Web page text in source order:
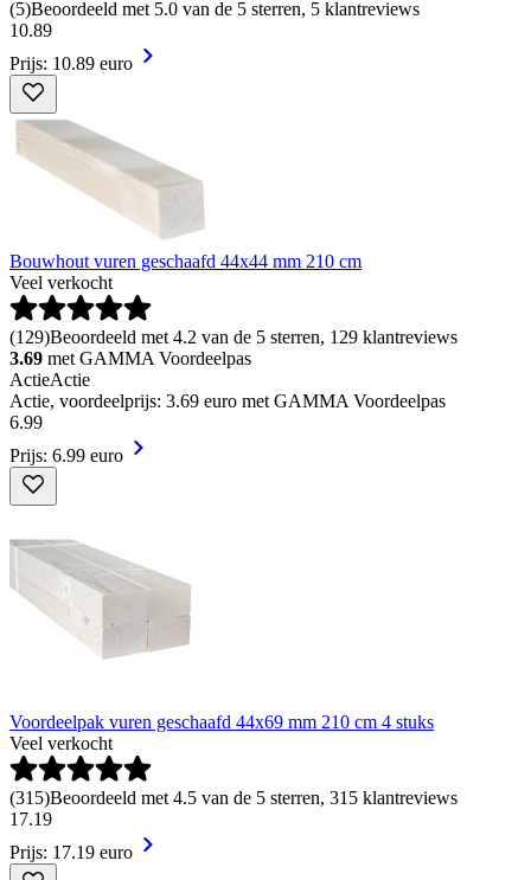
(5)Beoordeeld met 5.0 van de 5 sterren, 5 klantreviews
10.89
Prijs: 10.89 euro
Bouwhout vuren geschaafd 44x44 mm 210 cm
Veel verkocht
(129)Beoordeeld met 4.2 van de 5 sterren, 129 klantreviews
3.69 met GAMMA Voordeelpas
ActieActie
Actie, voordeelprijs: 3.69 euro met GAMMA Voordeelpas
6.99
Prijs: 6.99 euro
Voordeelpak vuren geschaafd 44x69 mm 210 cm 4 stuks
Veel verkocht
(315)Beoordeeld met 4.5 van de 5 sterren, 315 klantreviews
17.19
Prijs: 17.19 euro